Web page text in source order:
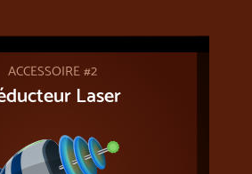
ACCESSOIRE #2
Laser